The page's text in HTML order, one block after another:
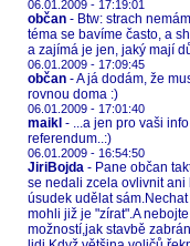
06.01.2009 - 17:19:01
občan - Btw: strach
téma se bavíme často, a
a zajímá je jen, jaký mají
06.01.2009 - 17:09:45
občan - A já dodám, že
rovnou doma :)
06.01.2009 - 17:01:40
maikl - ...a jen pro vaši
referendum..:)
06.01.2009 - 16:54:50
JiriBojda - Pane občan
se nedali zcela ovlivnit ani
úsudek udělat
mohli již je "zírat".A
možností,jak stavbě